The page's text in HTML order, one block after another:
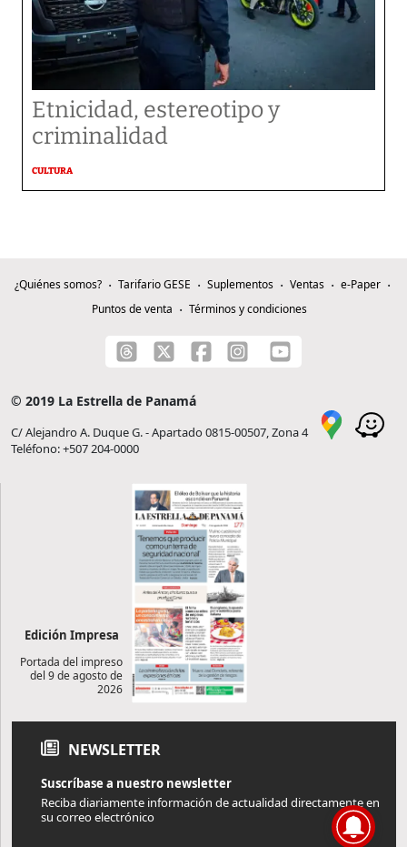
Etnicidad, estereotipo y
criminalidad
CULTURA
¿Quiénes somos? Tarifario GESE Suplementos Ventas
e-Paper
Puntos de venta
Términos y condiciones
© 2019 La Estrella de Panamá
C/ Alejandro A. Duque G. - Apartado 0815-00507, Zona 4
Teléfono: +507 204-0000
Edición Impresa
Portada del impreso
del 9 de agosto de
2026
NEWSLETTER
Suscríbase a nuestro newsletter
Reciba diariamente información de actualidad directamente en
su correo electrónico